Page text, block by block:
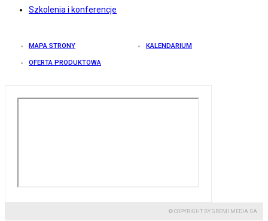
Szkolenia i konferencje
MAPA STRONY KALENDARIUM
OFERTA PRODUKTOWA
© COPYRIGHT BY GREMI MEDIA SA